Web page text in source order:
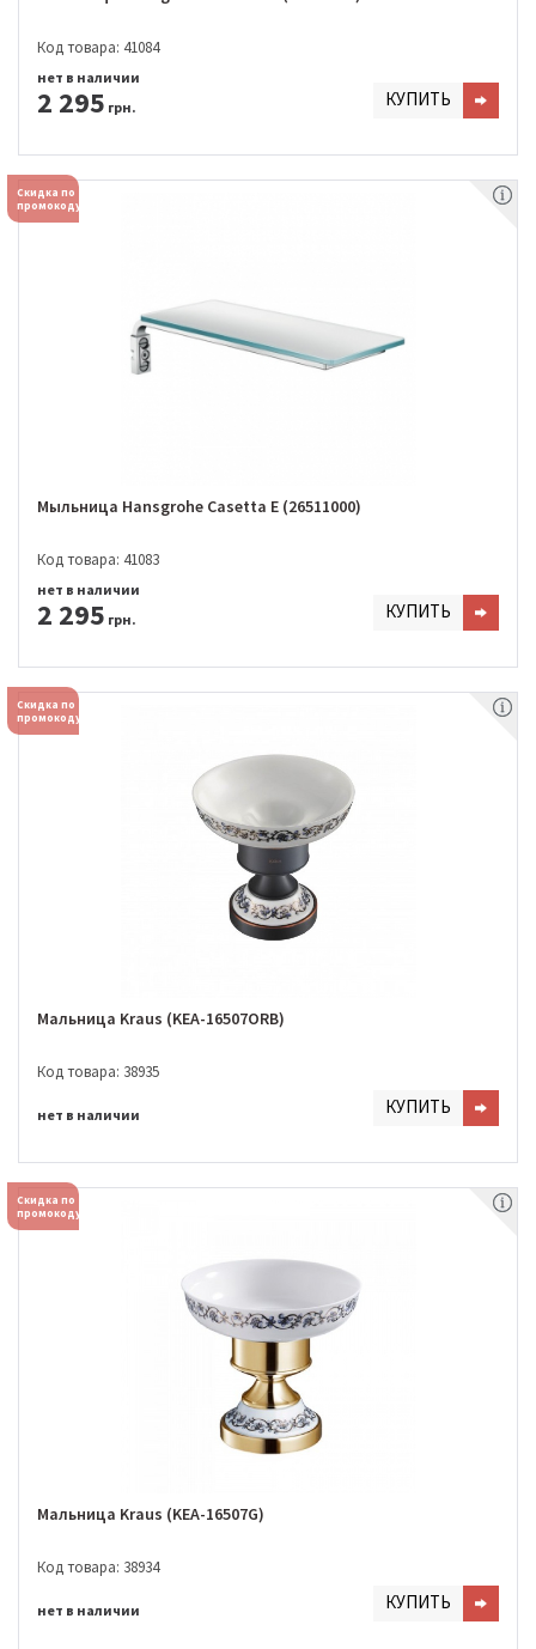
Код товара: 41084
2 295 грн.
нет в наличии
КУПИТЬ
Скидка по
промокоду
Мыльница Hansgrohe Casetta E (26511000)
Код товара: 41083
2 295 грн.
нет в наличии
КУПИТЬ
Скидка по
промокоду
Мальница Kraus (KEA-16507ORB)
Код товара: 38935
нет в наличии КУПИТЬ
Скидка по
промокоду
Мальница Kraus (KEA-16507G)
Код товара: 38934
нет в наличии КУПИТЬ